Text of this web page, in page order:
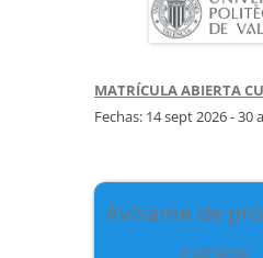
MATRÍCULA ABIERTA
Fechas: 14 sept 2026 - 30
Avísame de
cursos